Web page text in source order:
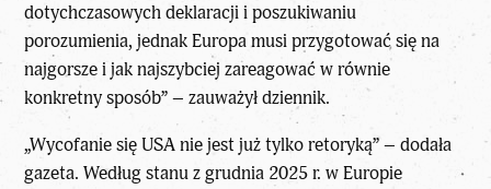
dotychczasowych deklaracji i poszukiwaniu
porozumienia, jednak Europa musi przygotować się na
najgorsze i jak najszybciej zareagować w równie
konkretny sposób” – zauważył dziennik.
„Wycofanie się USA nie jest już tylko retoryką” – dodała
gazeta. Według stanu z grudnia 2025 r. w Europie